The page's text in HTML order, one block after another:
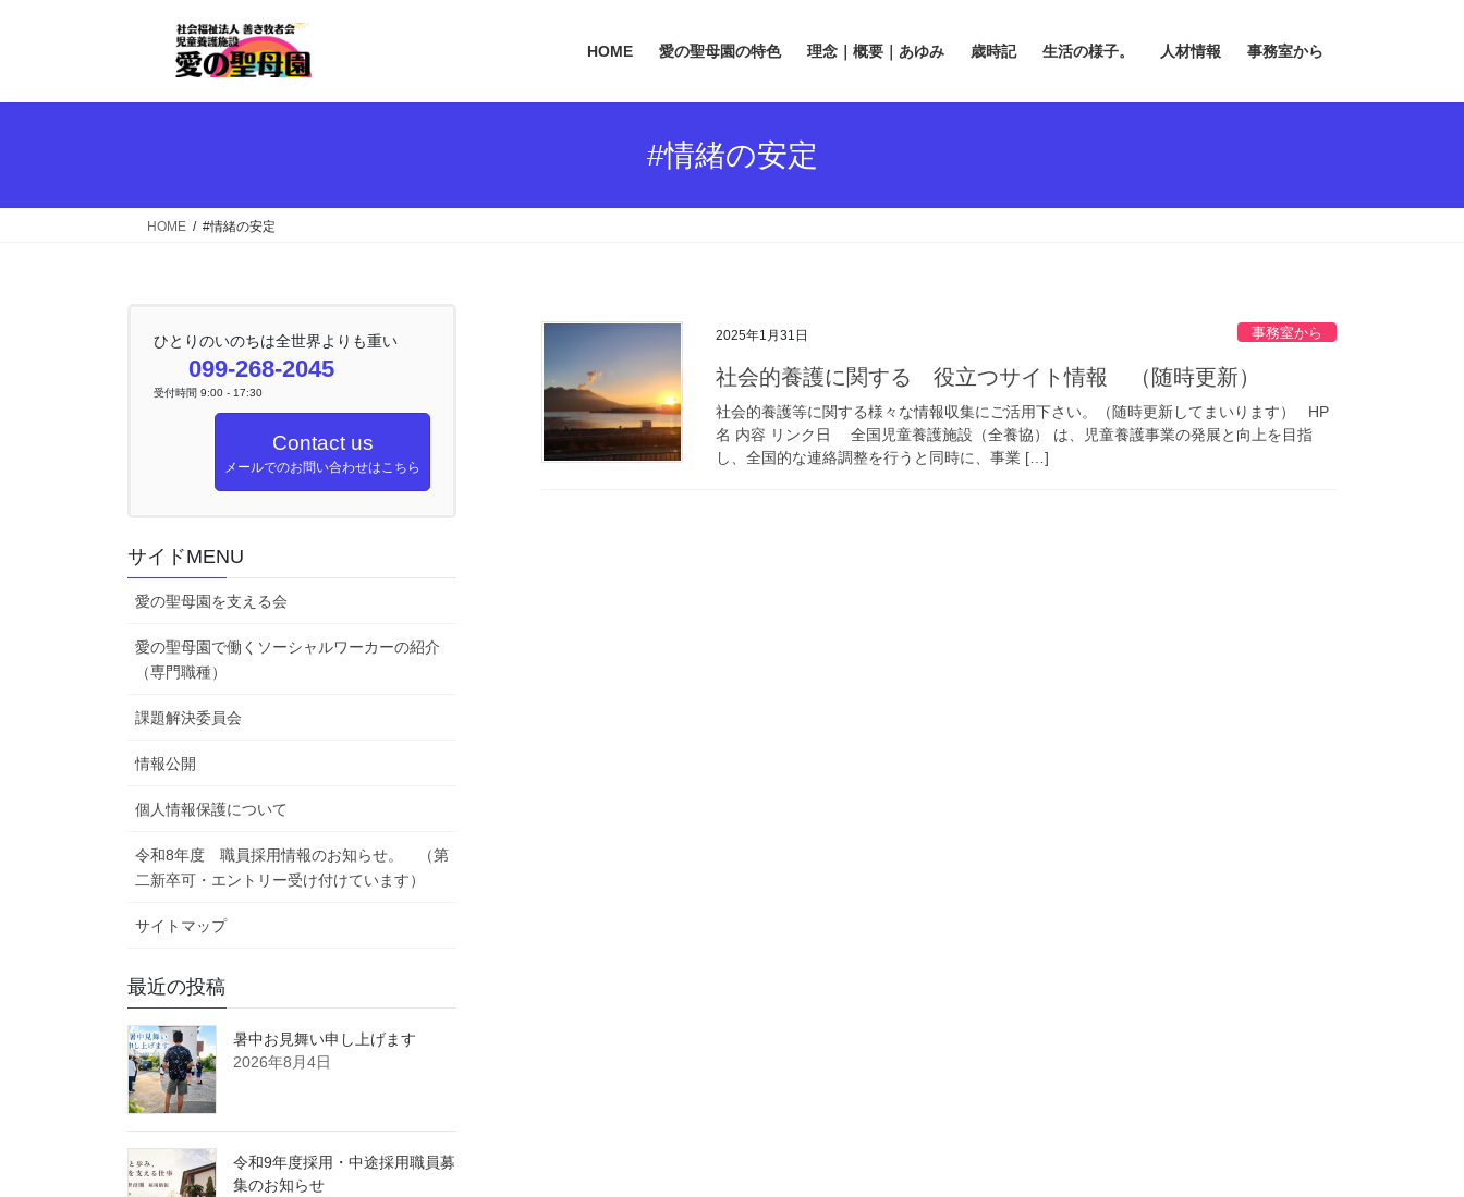
HOME 愛の聖母園の特色 理念｜概要｜あゆみ 歳時記 生活の様子。 人材情報 事務室から
#情緒の安定
HOME #情緒の安定
2025年1月31日 事務室から
社会的養護に関する 役立つサイト情報 （随時更新）
社会的養護等に関する様々な情報収集にご活用下さい。（随時更新してまいります） HP
名 内容 リンク日 全国児童養護施設（全養協） は、児童養護事業の発展と向上を目指
し、全国的な連絡調整を行うと同時に、事業 […]
ひとりのいのちは全世界よりも重い
099-268-2045
受付時間 9:00 - 17:30
Contact us
メールでのお問い合わせはこちら
サイドMENU
愛の聖母園を支える会
愛の聖母園で働くソーシャルワーカーの紹介
（専門職種）
課題解決委員会
情報公開
個人情報保護について
令和8年度 職員採用情報のお知らせ。 （第
二新卒可・エントリー受け付けています）
サイトマップ
最近の投稿
暑中お見舞い申し上げます
2026年8月4日
令和9年度採用・中途採用職員募
集のお知らせ